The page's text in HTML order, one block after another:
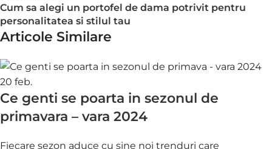
Cum sa alegi un portofel de dama potrivit pentru
personalitatea si stilul tau
Articole Similare
20 feb.
Ce genti se poarta in sezonul de
primavara – vara 2024
Fiecare sezon aduce cu sine noi trenduri care